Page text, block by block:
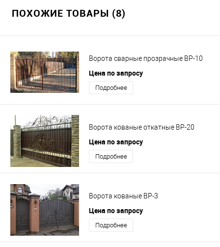
ПОХОЖИЕ ТОВАРЫ (8)
Ворота сварные прозрачные ВР-10
Цена по запросу
Подробнее
Ворота кованые откатные ВР-20
Цена по запросу
Подробнее
Ворота кованые ВР-3
Цена по запросу
Подробнее